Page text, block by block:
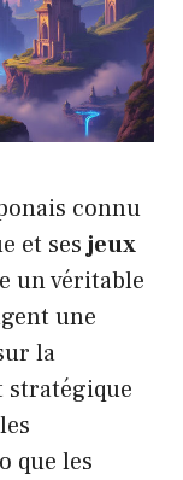
connu
et sesjeux
un véritable
une
la
stratégique
que les